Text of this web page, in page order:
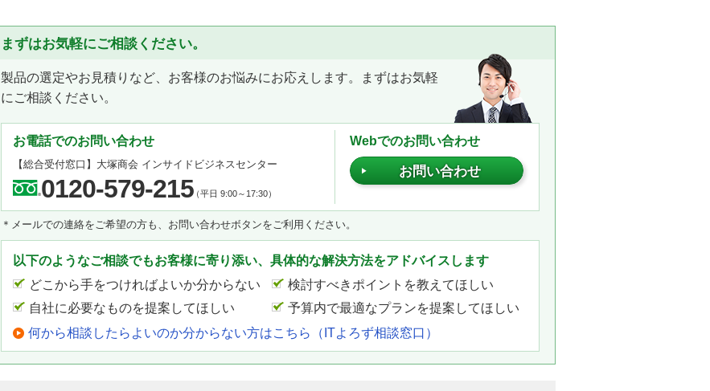
まずはお気軽にご相談ください。
製品の選定やお見積りなど、お客様のお悩みにお応えします。まずはお気軽
にご相談ください。
お電話でのお問い合わせ
【総合受付窓口】 大塚商会 インサイドビジネスセンター
0120-579-215（平日 9:00～17:30）
Webでのお問い合わせ
お問い合わせ
＊メールでの連絡をご希望の方も、お問い合わせボタンをご利用ください。
以下のようなご相談でもお客様に寄り添い、具体的な解決方法をアドバイスします
どこから手をつければよいか分からない
検討すべきポイントを教えてほしい
自社に必要なものを提案してほしい
予算内で最適なプランを提案してほしい
何から相談したらよいのか分からない方はこちら（ITよろず相談窓口）